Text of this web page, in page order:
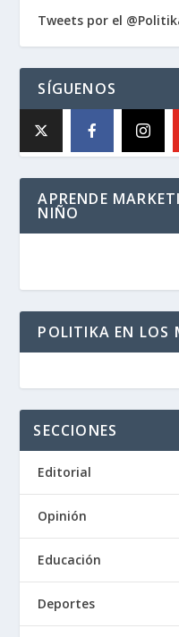
Tweets por el
SÍGUENOS
APRENDE
NIÑO
POLITIKA EN LOS
SECCIONES
Editorial
Opinión
Educación
Deportes